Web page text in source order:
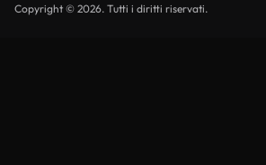
Copyright © 2026. Tutti i diritti riservati.